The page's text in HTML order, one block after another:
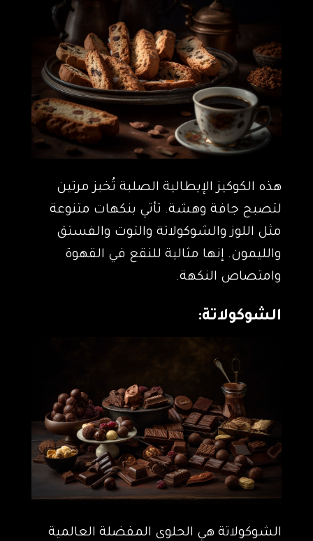
هذه الكوكيز الإيطالية الصلبة تُخبز مرتين
لتصبح جافة وهشة. تأتي بنكهات متنوعة
مثل اللوز والشوكولاتة والتوت والفستق
والليمون. إنها مثالية للنقع في القهوة
وامتصاص النكهة.
الشوكولاتة:
الشوكولاتة هي الحلوى المفضلة العالمية